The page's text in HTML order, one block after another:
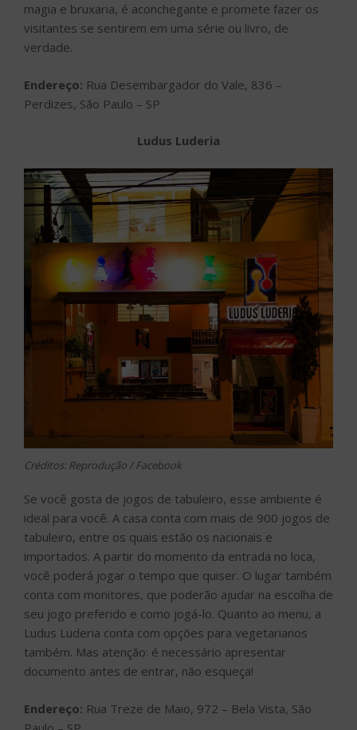
magia e bruxaria, é aconchegante e promete fazer os
visitantes se sentirem em uma série ou livro, de
verdade.
Endereço: Rua Desembargador do Vale, 836 –
Perdizes, São Paulo – SP
Ludus Luderia
Créditos: Reprodução / Facebook
Se você gosta de jogos de tabuleiro, esse ambiente é
ideal para você. A casa conta com mais de 900 jogos de
tabuleiro, entre os quais estão os nacionais e
importados. A partir do momento da entrada no loca,
você poderá jogar o tempo que quiser. O lugar também
conta com monitores, que poderão ajudar na escolha de
seu jogo preferido e como jogá-lo. Quanto ao menu, a
Ludus Luderia conta com opções para vegetarianos
também. Mas atenção: é necessário apresentar
documento antes de entrar, não esqueça!
Endereço: Rua Treze de Maio, 972 – Bela Vista, São